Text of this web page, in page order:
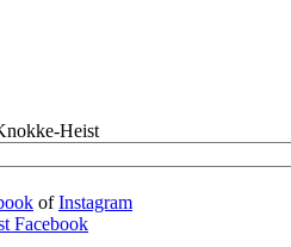
Heist
ofInstagram
Facebook